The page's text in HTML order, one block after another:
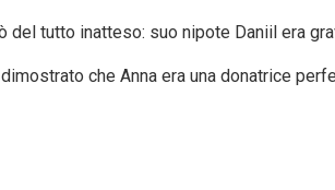
del tutto inatteso: suo nipote Daniil era
che Anna era una donatrice